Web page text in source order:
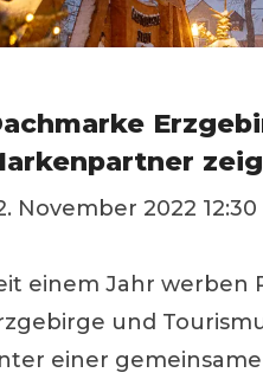
November 2022 12:30
einem Jahr werben
und
einer